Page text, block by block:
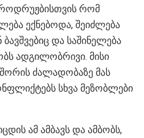
რომ
ექნებოდა, შეიძლება
და საშინელება
ადგილობრივი. მისი
ძალადობაზე მას
სხვა მეზობლები
ამ ამბავს და ამბობს,